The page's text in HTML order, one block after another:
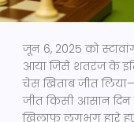
जून 6, 2025 को
आया जिसे शतरंज के
चेस खिताब जीत
जीत किसी आसान
खिलाफ लगभग हारे हुए